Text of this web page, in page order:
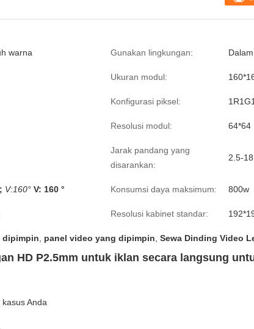
warna Gunakan lingkungan: Dalam
Ukuran modul:
Konfigurasi piksel:
Resolusi modul: 64*64
Jarak pandang yang
disarankan:
2.5-
V:160° V: 160 ° Konsumsi daya maksimum: 800w
Resolusi kabinet standar:
dipimpin panel video yang dipimpin Sewa Dinding Video
HD P2.5mm untuk iklan secara langsung
Anda